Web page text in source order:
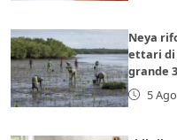
Neya
ettari di
grande
5